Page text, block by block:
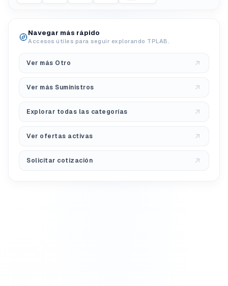
Navegar más rápido
Accesos útiles para seguir explorando TPLAB.
Ver más Otro
Ver más Suministros
Explorar todas las categorías
Ver ofertas activas
Solicitar cotización